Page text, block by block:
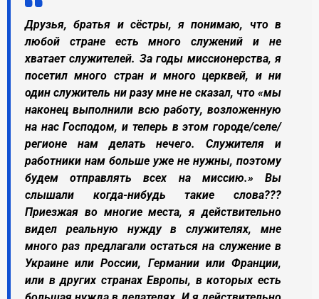
Друзья, братья и сёстры, я понимаю, что в
любой стране есть много служений и не
хватает служителей. За годы миссионерства, я
посетил много стран и много церквей, и ни
один служитель ни разу мне не сказал, что «мы
наконец выполнили всю работу, возложенную
на нас Господом, и теперь в этом городе/селе/
регионе нам делать нечего. Служителя и
работники нам больше уже не нужны, поэтому
будем отправлять всех на миссию.» Вы
слышали когда-нибудь такие слова???
Приезжая во многие места, я действительно
видел реальную нужду в служителях, мне
много раз предлагали остаться на служение в
Украине или России, Германии или Франции,
или в других странах Европы, в которых есть